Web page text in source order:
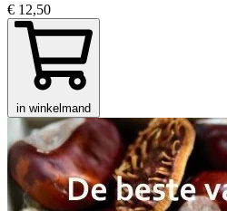
€ 12,50
in winkelmand